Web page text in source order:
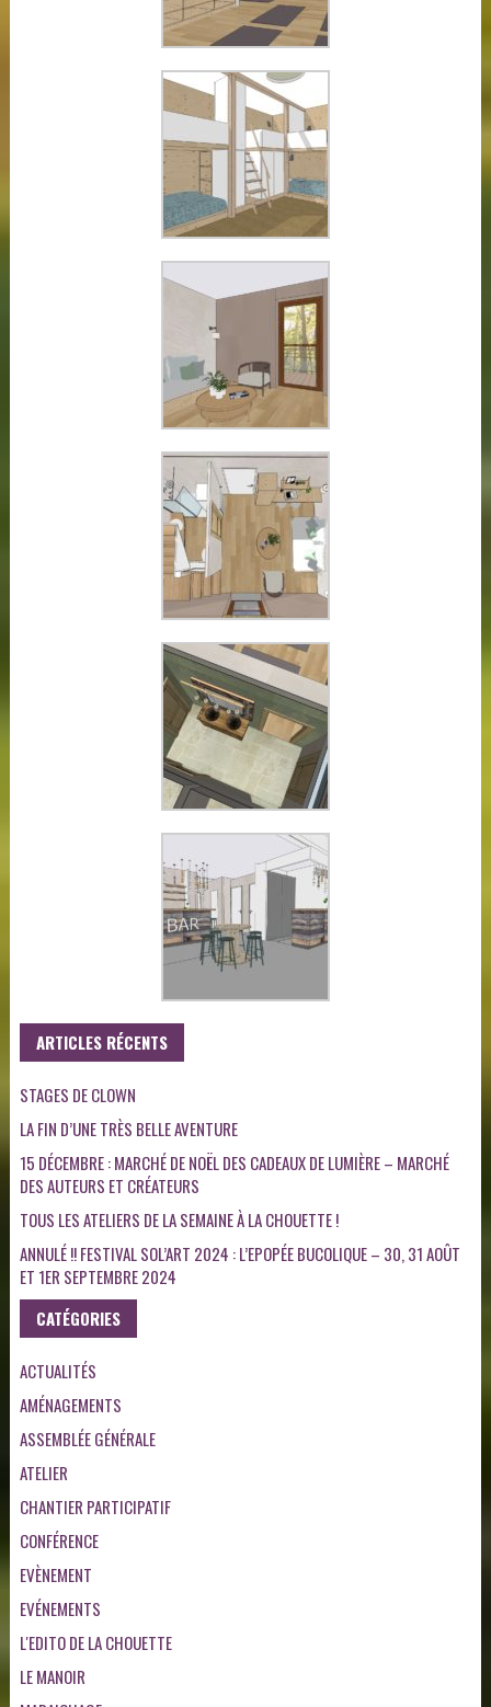
ARTICLES RÉCENTS
STAGES DE CLOWN
LA FIN D’UNE TRÈS BELLE AVENTURE
15 DÉCEMBRE : MARCHÉ DE NOËL DES CADEAUX DE LUMIÈRE – MARCHÉ
DES AUTEURS ET CRÉATEURS
TOUS LES ATELIERS DE LA SEMAINE À LA CHOUETTE !
ANNULÉ !! FESTIVAL SOL’ART 2024 : L’EPOPÉE BUCOLIQUE – 30, 31 AOÛT
ET 1ER SEPTEMBRE 2024
CATÉGORIES
ACTUALITÉS
AMÉNAGEMENTS
ASSEMBLÉE GÉNÉRALE
ATELIER
CHANTIER PARTICIPATIF
CONFÉRENCE
EVÈNEMENT
EVÉNEMENTS
L'EDITO DE LA CHOUETTE
LE MANOIR